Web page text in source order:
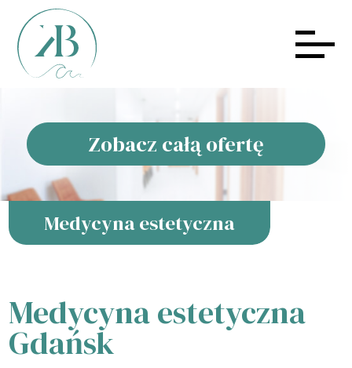
Zobacz całą ofertę
Medycyna estetyczna
Medycyna estetyczna
Gdańsk